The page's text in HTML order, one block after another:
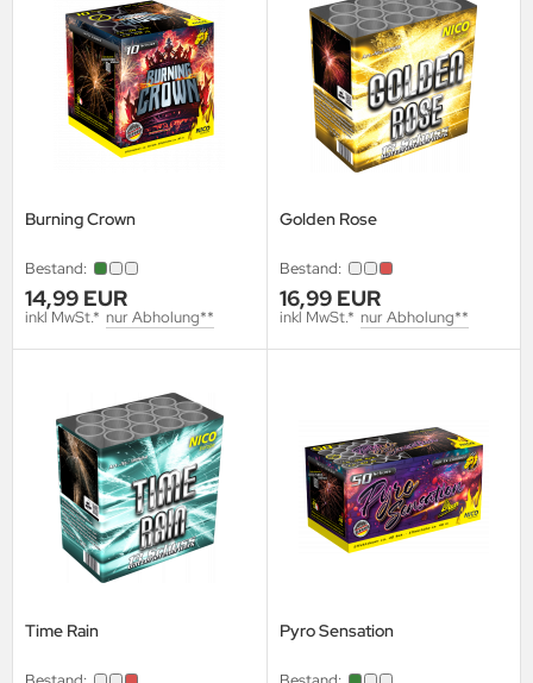
Burning Crown
Bestand:
14,99 EUR
inkl MwSt.* nur Abholung**
Golden Rose
Bestand:
16,99 EUR
inkl MwSt.* nur Abholung**
Time Rain Pyro Sensation